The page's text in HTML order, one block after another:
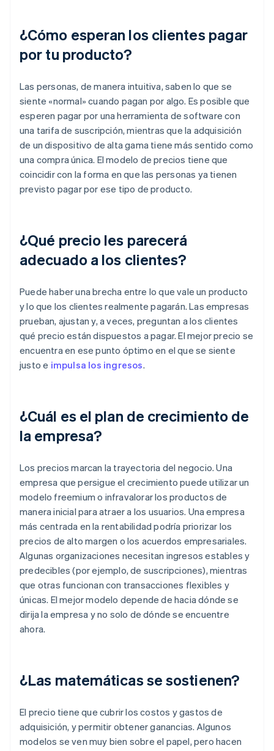
¿Cómo esperan los clientes pagar
por tu producto?
Las personas, de manera intuitiva, saben lo que se
siente «normal» cuando pagan por algo. Es posible que
esperen pagar por una herramienta de software con
una tarifa de suscripción, mientras que la adquisición
de un dispositivo de alta gama tiene más sentido como
una compra única. El modelo de precios tiene que
coincidir con la forma en que las personas ya tienen
previsto pagar por ese tipo de producto.
¿Qué precio les parecerá
adecuado a los clientes?
Puede haber una brecha entre lo que vale un producto
y lo que los clientes realmente pagarán. Las empresas
prueban, ajustan y, a veces, preguntan a los clientes
qué precio están dispuestos a pagar. El mejor precio se
encuentra en ese punto óptimo en el que se siente
justo e impulsa los ingresos.
¿Cuál es el plan de crecimiento de
la empresa?
Los precios marcan la trayectoria del negocio. Una
empresa que persigue el crecimiento puede utilizar un
modelo freemium o infravalorar los productos de
manera inicial para atraer a los usuarios. Una empresa
más centrada en la rentabilidad podría priorizar los
precios de alto margen o los acuerdos empresariales.
Algunas organizaciones necesitan ingresos estables y
predecibles (por ejemplo, de suscripciones), mientras
que otras funcionan con transacciones flexibles y
únicas. El mejor modelo depende de hacia dónde se
dirija la empresa y no solo de dónde se encuentre
ahora.
¿Las matemáticas se sostienen?
El precio tiene que cubrir los costos y gastos de
adquisición, y permitir obtener ganancias. Algunos
modelos se ven muy bien sobre el papel, pero hacen